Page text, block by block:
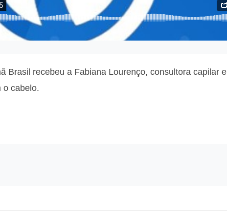
Brasil recebeu a Fabiana Lourenço, consultora capilar e
o cabelo.